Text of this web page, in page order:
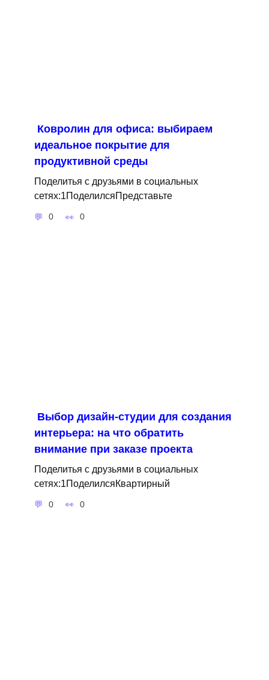
Ковролин для офиса: выбираем
идеальное покрытие для
продуктивной среды
Поделитья с друзьями в социальных
сетях:1ПоделилсяПредставьте
0 0
Выбор дизайн-студии для создания
интерьера: на что обратить
внимание при заказе проекта
Поделитья с друзьями в социальных
сетях:1ПоделилсяКвартирный
0 0